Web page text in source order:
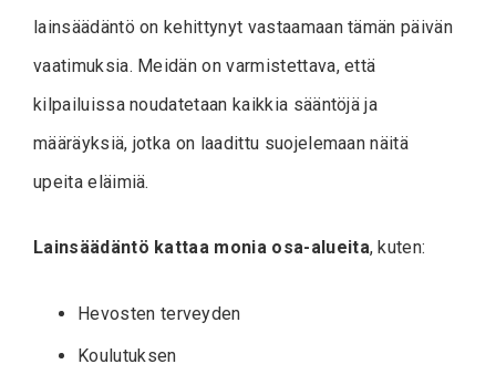
lainsäädäntö on kehittynyt vastaamaan tämän päivän
vaatimuksia. Meidän on varmistettava, että
kilpailuissa noudatetaan kaikkia sääntöjä ja
määräyksiä, jotka on laadittu suojelemaan näitä
upeita eläimiä.
Lainsäädäntö kattaa monia osa-alueita, kuten:
Hevosten terveyden
Koulutuksen